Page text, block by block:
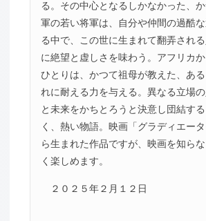
る。その中心となるしかなかった、
軍の若い将軍は、自分や仲間の過酷
る中で、この世に生まれて翻弄され
に絶望と虚しさを味わう。アフリカ
ひとりは、かつて祖母が教えた、あ
れに耐える力を与える。異なる立場
と未来をかちとろうと決意し団結す
く、熱い物語。映画「グラディエー
ら生まれた作品ですが、映画を知ら
く楽しめます。
２０２５年２月１２日